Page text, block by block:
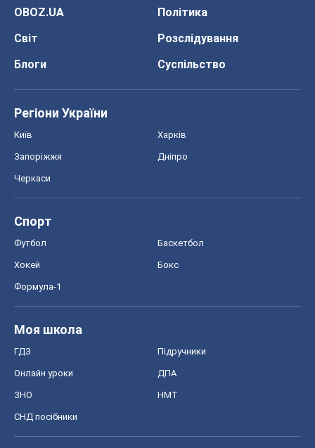
OBOZ.UA
Політика
Світ
Розслідування
Блоги
Суспільство
Регіони України
Київ Харків
Запоріжжя Дніпро
Черкаси
Спорт
Футбол Баскетбол
Хокей Бокс
Формула-1
Моя школа
ГДЗ Підручники
Онлайн уроки ДПА
ЗНО НМТ
СНД посібники